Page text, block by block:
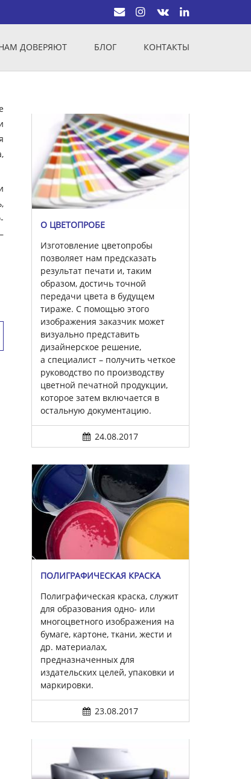
ДОВЕРЯЮТ БЛОГ КОНТАКТЫ
О ЦВЕТОПРОБЕ
Изготовление цветопробы
позволяет нам предсказать
результат печати и, таким
образом, достичь точной
передачи цвета в будущем
тираже. С помощью этого
изображения заказчик может
визуально представить
дизайнерское решение,
а специалист – получить четкое
руководство по производству
цветной печатной продукции,
которое затем включается в
остальную документацию.
24.08.2017
ПОЛИГРАФИЧЕСКАЯ КРАСКА
Полиграфическая краска, служит
для образования одно- или
многоцветного изображения на
бумаге, картоне, ткани, жести и
др. материалах,
предназначенных для
издательских целей, упаковки и
маркировки.
23.08.2017